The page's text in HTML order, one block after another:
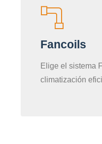
Fancoils
Elige el sistema
climatización